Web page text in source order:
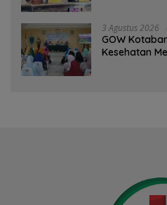
3 Agustus 2026
GOW
Kesehatan